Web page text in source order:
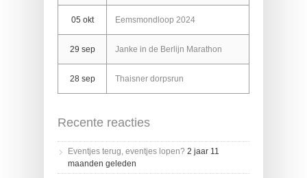
05 okt Eemsmondloop 2024
29 sep Janke in de Berlijn Marathon
28 sep Thaisner dorpsrun
Recente reacties
Eventjes terug, eventjes lopen? 2 jaar 11
maanden geleden